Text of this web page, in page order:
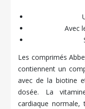
Avec
Les comprimés
contiennent un
avec de la biotine
dosée. La
cardiaque